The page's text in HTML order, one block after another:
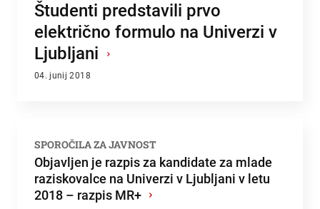
Študenti predstavili prvo
električno formulo na Univerzi v
Ljubljani ›
04. junij 2018
SPOROČILA ZA JAVNOST
Objavljen je razpis za kandidate za mlade
raziskovalce na Univerzi v Ljubljani v letu
2018 – razpis MR+ ›